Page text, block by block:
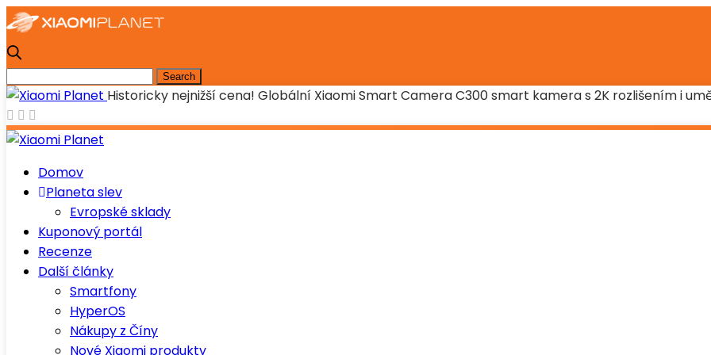
Historicky nejnižší cena! Globální Xiaomi Smart Camera C300 smart kamera s 2K rozlišením i
Domov
Planeta slev
Evropské sklady
Kuponový portál
Recenze
Další články
Smartfony
HyperOS
Nákupy z Číny
Nové Xiaomi produkty